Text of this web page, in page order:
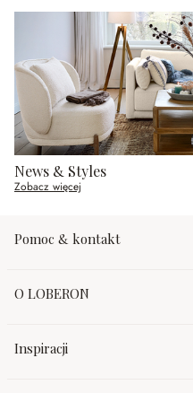
News & Styles
Zobacz więcej
Pomoc & kontakt
O LOBERON
Inspiracji